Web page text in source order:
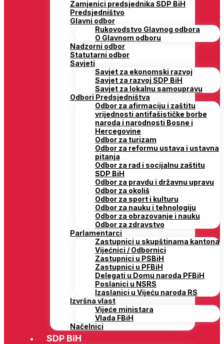
Zamjenici predsjednika SDP BiH
Predsjedništvo
Glavni odbor
Rukovodstvo Glavnog odbora
O Glavnom odboru
Nadzorni odbor
Statutarni odbor
Savjeti
Savjet za ekonomski razvoj
Savjet za razvoj SDP BiH
Savjet za lokalnu samoupravu
Odbori Predsjedništva
Odbor za afirmaciju i zaštitu
vrijednosti antifašističke borbe
naroda i narodnosti Bosne i
Hercegovine
Odbor za turizam
Odbor za reformu ustava i ustavna
pitanja
Odbor za rad i socijalnu zaštitu
SDP BiH
Odbor za pravdu i državnu upravu
Odbor za okoliš
Odbor za sport i kulturu
Odbor za nauku i tehnologiju
Odbor za obrazovanje i nauku
Odbor za zdravstvo
Parlamentarci
Zastupnici u skupštinama kantona
Vijećnici / Odbornici
Zastupnici u PSBiH
Zastupnici u PFBiH
Delegati u Domu naroda PFBiH
Poslanici u NSRS
Izaslanici u Vijeću naroda RS
Izvršna vlast
Vijeće ministara
Vlada FBiH
Načelnici
SDP BiH